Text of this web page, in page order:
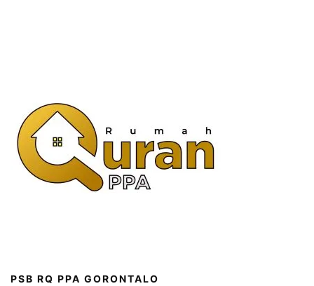
PSB RQ PPA GORONTALO